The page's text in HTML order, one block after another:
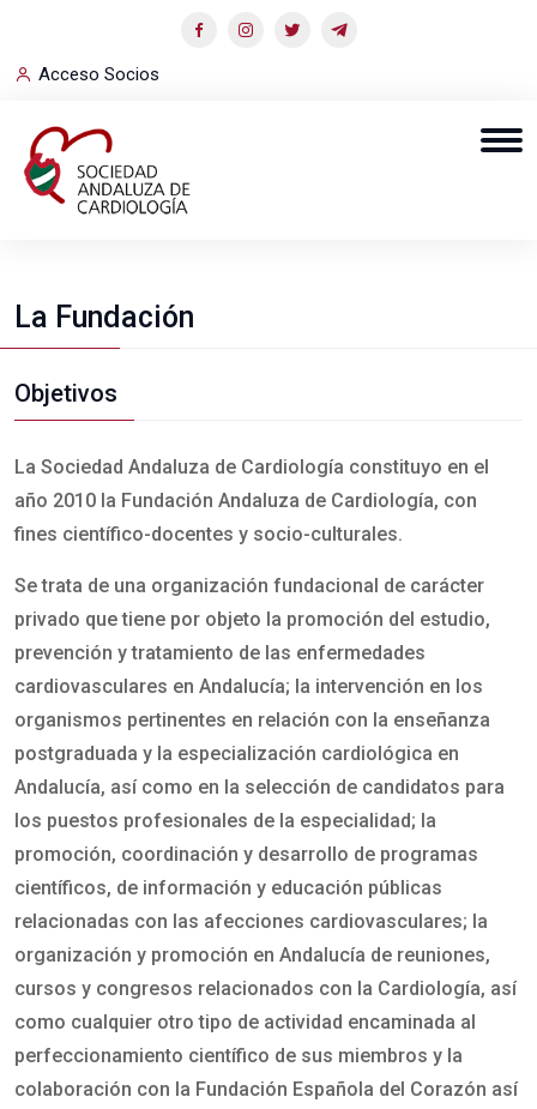
Acceso Socios
La Fundación
Objetivos
La Sociedad Andaluza de Cardiología constituyo en el
año 2010 la Fundación Andaluza de Cardiología, con
fines científico-docentes y socio-culturales.
Se trata de una organización fundacional de carácter
privado que tiene por objeto la promoción del estudio,
prevención y tratamiento de las enfermedades
cardiovasculares en Andalucía; la intervención en los
organismos pertinentes en relación con la enseñanza
postgraduada y la especialización cardiológica en
Andalucía, así como en la selección de candidatos para
los puestos profesionales de la especialidad; la
promoción, coordinación y desarrollo de programas
científicos, de información y educación públicas
relacionadas con las afecciones cardiovasculares; la
organización y promoción en Andalucía de reuniones,
cursos y congresos relacionados con la Cardiología, así
como cualquier otro tipo de actividad encaminada al
perfeccionamiento científico de sus miembros y la
colaboración con la Fundación Española del Corazón así